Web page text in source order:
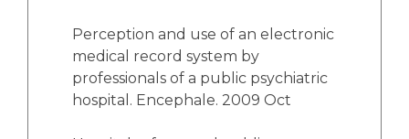
Perception and use of an electronic
medical record system by
professionals of a public psychiatric
hospital. Encephale. 2009 Oct